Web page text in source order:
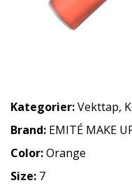
Kategorier:Vekttap,
Brand: EMITÉ MAKE
Color:Orange
Size: 7